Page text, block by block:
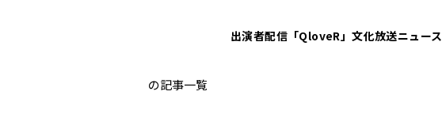
出演者配信「QloveR」文化放送ニュース
こむちゃゲストレポート
の記事一覧